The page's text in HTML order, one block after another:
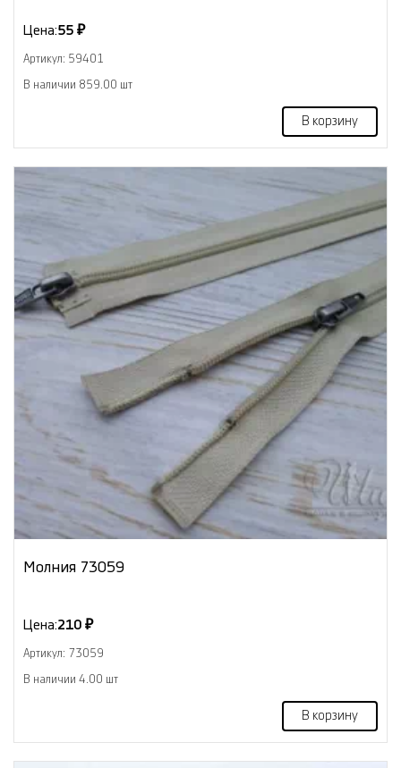
Цена:55 ₽
Артикул: 59401
В наличии 859.00 шт
В корзину
Молния 73059
Цена:210 ₽
Артикул: 73059
В наличии 4.00 шт
В корзину